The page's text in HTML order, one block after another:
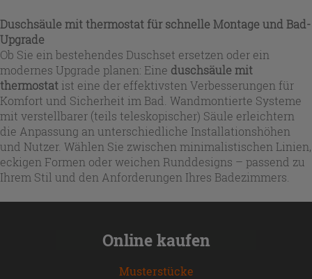
Duschsäule mit thermostat für schnelle Montage und Bad-
Upgrade
Ob Sie ein bestehendes Duschset ersetzen oder ein
modernes Upgrade planen: Eine duschsäule mit
thermostat ist eine der effektivsten Verbesserungen für
Komfort und Sicherheit im Bad. Wandmontierte Systeme
mit verstellbarer (teils teleskopischer) Säule erleichtern
die Anpassung an unterschiedliche Installationshöhen
und Nutzer. Wählen Sie zwischen minimalistischen Linien,
eckigen Formen oder weichen Runddesigns – passend zu
Ihrem Stil und den Anforderungen Ihres Badezimmers.
Online kaufen
Musterstücke